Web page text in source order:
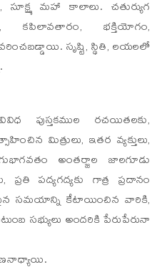
మహా కాలాలు. చతుర్యుగ
కపిలావతారం, భక్తియోగం,
సృష్టి, స్థితి, లయలలో
పుస్తకముల రచయితలకు,
మిత్రులు, ఇతర వ్యక్తులు,
అంతర్జాల జాలగూడు
ప్రతి పద్యగద్యకు గాత్ర ప్రదానం
సమయాన్ని కేటాయించిన వారికి,
సభ్యులు అందరికి పేరుపేరునా